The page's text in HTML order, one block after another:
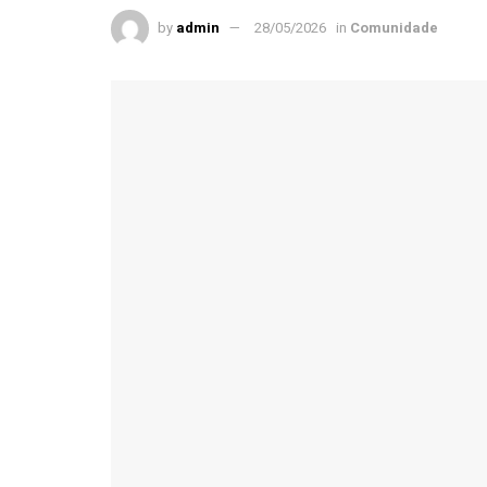
by admin 28/05/2026 in Comunidade